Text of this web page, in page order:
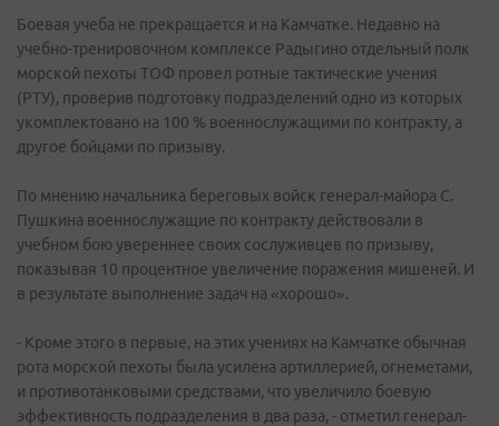
Боевая учеба не прекращается и на Камчатке. Недавно на
учебно-тренировочном комплексе Радыгино отдельный полк
морской пехоты ТОФ провел ротные тактические учения
(РТУ), проверив подготовку подразделений одно из которых
укомплектовано на 100 % военнослужащими по контракту, а
другое бойцами по призыву.
По мнению начальника береговых войск генерал-майора С.
Пушкина военнослужащие по контракту действовали в
учебном бою увереннее своих сослуживцев по призыву,
показывая 10 процентное увеличение поражения мишеней. И
в результате выполнение задач на «хорошо».
- Кроме этого в первые, на этих учениях на Камчатке обычная
рота морской пехоты была усилена артиллерией, огнеметами,
и противотанковыми средствами, что увеличило боевую
эффективность подразделения в два раза, - отметил генерал-